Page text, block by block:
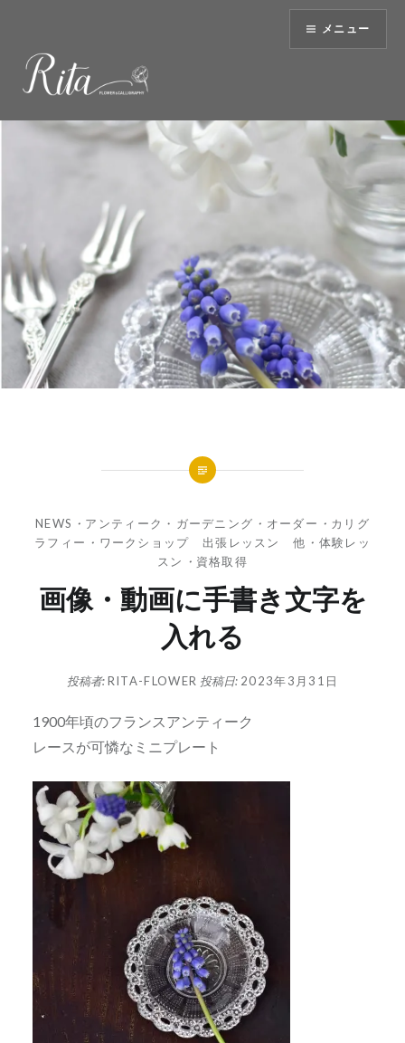
へ
メニュー
NEWS ・ アンティーク・ガーデニング ・ オーダー ・ カリグ
ラフィー ・ ワークショップ 出張レッスン 他 ・ 体験レッ
スン ・ 資格取得
画像・動画に手書き文字を
入れる
投稿者:RITA-FLOWER 投稿日: 2023年3月31日
1900年頃のフランスアンティーク
レースが可憐なミニプレート